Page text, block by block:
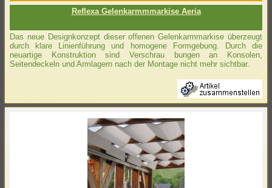
Reflexa Gelenkarmmmarkise Aeria
Das neue Designkonzept dieser offenen Gelenkarmmarkise überzeugt
durch klare Linienführung und homogene Formgebung. Durch die
neuartige Konstruktion sind Verschrau­ bungen an Konsolen,
Seitendeckeln und Armlagern nach der Montage nicht mehr sichtbar.